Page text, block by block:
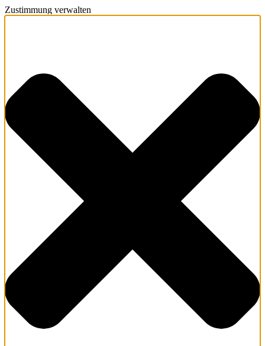
Zustimmung verwalten